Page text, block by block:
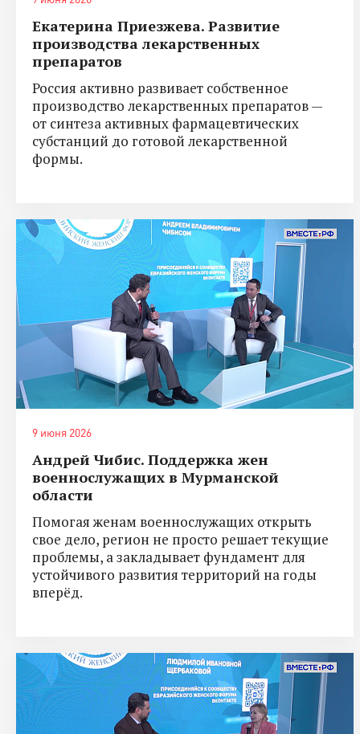
Екатерина Приезжева. Развитие
производства лекарственных
препаратов
Россия активно развивает собственное
производство лекарственных препаратов —
от синтеза активных фармацевтических
субстанций до готовой лекарственной
формы.
9 июня 2026
Андрей Чибис. Поддержка жен
военнослужащих в Мурманской
области
Помогая женам военнослужащих открыть
свое дело, регион не просто решает текущие
проблемы, а закладывает фундамент для
устойчивого развития территорий на годы
вперёд.